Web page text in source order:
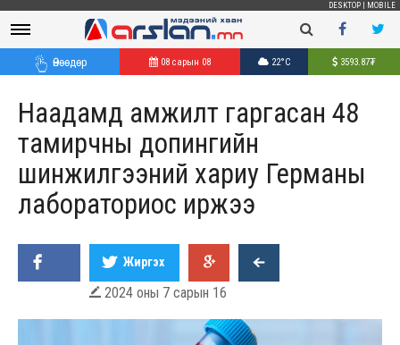
DESKTOP MOBILE
Өнөөдөр 08 сарын 08 22°C 3593.87₮
Наадамд амжилт гаргасан 48
тамирчны допингийн
шинжилгээний хариу Германы
лабораториос иржээ
Жиргэх
 2024 оны 7 сарын 16